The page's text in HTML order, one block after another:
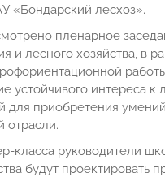
«Бондарский лесхоз».
пленарное
и лесного хозяйства, в
устойчивого интереса
для приобретения
отрасли.
класса руководители
будут